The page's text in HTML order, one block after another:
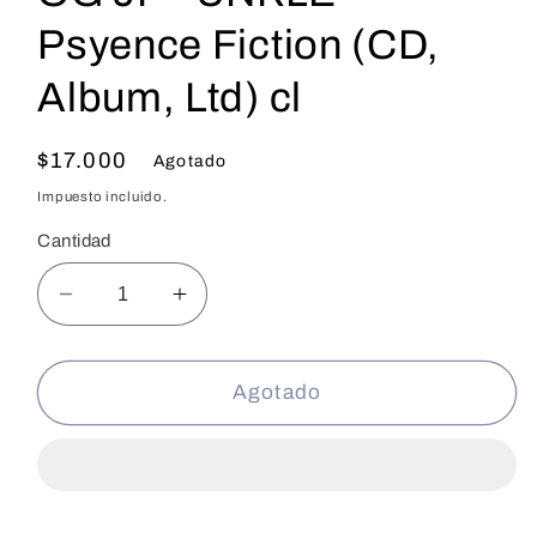
Psyence Fiction (CD,
Album, Ltd) cl
Precio
habitual
$17.000 Agotado
Impuesto incluido.
Cantidad
Reducir
cantidad
para
JP
Aumentar
cantidad
para
JP
Agotado